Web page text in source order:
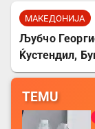
МАКЕДОНИЈА
Љубчо
Ќустендил,
TEMU